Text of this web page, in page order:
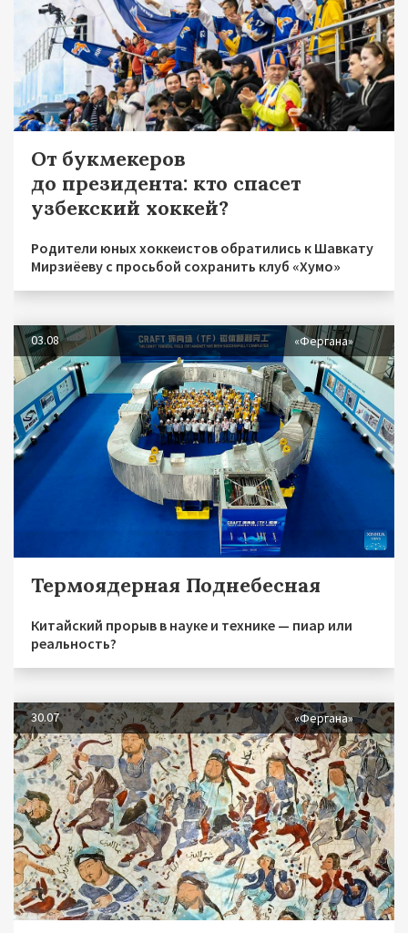
От букмекеров
до президента: кто спасет
узбекский хоккей?
Родители юных хоккеистов обратились к Шавкату
Мирзиёеву с просьбой сохранить клуб «Хумо»
03.08 «Фергана»
Термоядерная Поднебесная
Китайский прорыв в науке и технике — пиар или
реальность?
30.07 «Фергана»